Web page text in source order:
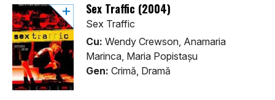
Sex Traffic (2004)
Sex Traffic
Cu: Wendy Crewson, Anamaria
Marinca, Maria Popistașu
Gen: Crimă, Dramă